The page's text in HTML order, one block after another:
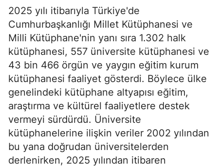
2025 yılı itibarıyla Türkiye'de
Cumhurbaşkanlığı Millet Kütüphanesi ve
Milli Kütüphane'nin yanı sıra 1.302 halk
kütüphanesi, 557 üniversite kütüphanesi ve
43 bin 466 örgün ve yaygın eğitim kurum
kütüphanesi faaliyet gösterdi. Böylece ülke
genelindeki kütüphane altyapısı eğitim,
araştırma ve kültürel faaliyetlere destek
vermeyi sürdürdü. Üniversite
kütüphanelerine ilişkin veriler 2002 yılından
bu yana doğrudan üniversitelerden
derlenirken, 2025 yılından itibaren